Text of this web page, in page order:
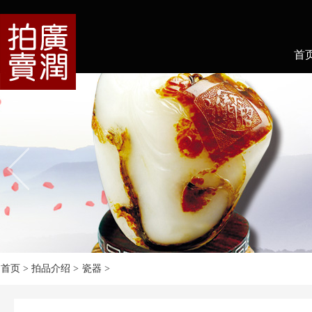
首
首页 > 拍品介绍 > 瓷器 >